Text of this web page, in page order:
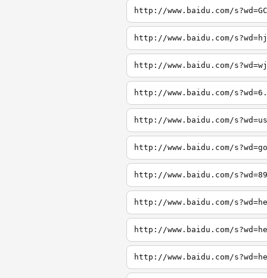
http://www.baidu.com/
http://www.baidu.com/
http://www.baidu.com/
http://www.baidu.com/
http://www.baidu.com/
http://www.baidu.com/
http://www.baidu.com/
http://www.baidu.com/
http://www.baidu.com/
http://www.baidu.com/